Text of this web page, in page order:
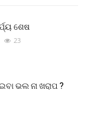
ଶେଷ
23
ଭଲ ନା ଖରାପ ?